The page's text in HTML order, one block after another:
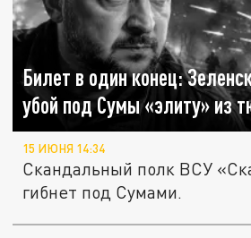
Билет в один конец:
убой под Сумы «элиту» из
15 ИЮНЯ 14:34
Скандальный полк ВСУ
гибнет под Сумами.